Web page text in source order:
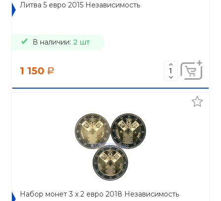
Литва 5 евро 2015 Независимость
В наличии: 2 шт
1 150 a
Набор монет 3 x 2 евро 2018 Независимость